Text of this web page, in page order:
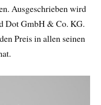
Ausgeschrieben wird
Dot GmbH & Co. KG.
Preis in allen seinen